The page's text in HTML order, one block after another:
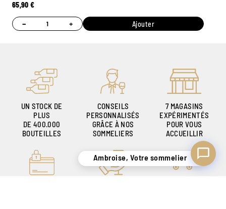
65,90€
− + Ajouter
UN STOCK DE
PLUS
DE 400.000
BOUTEILLES
CONSEILS
PERSONNALISÉS
GRÂCE À NOS
SOMMELIERS
7 MAGASINS
EXPÉRIMENTÉS
POUR VOUS
ACCUEILLIR
Ambroise, Votre sommelier
Disponible pour vous conseiller